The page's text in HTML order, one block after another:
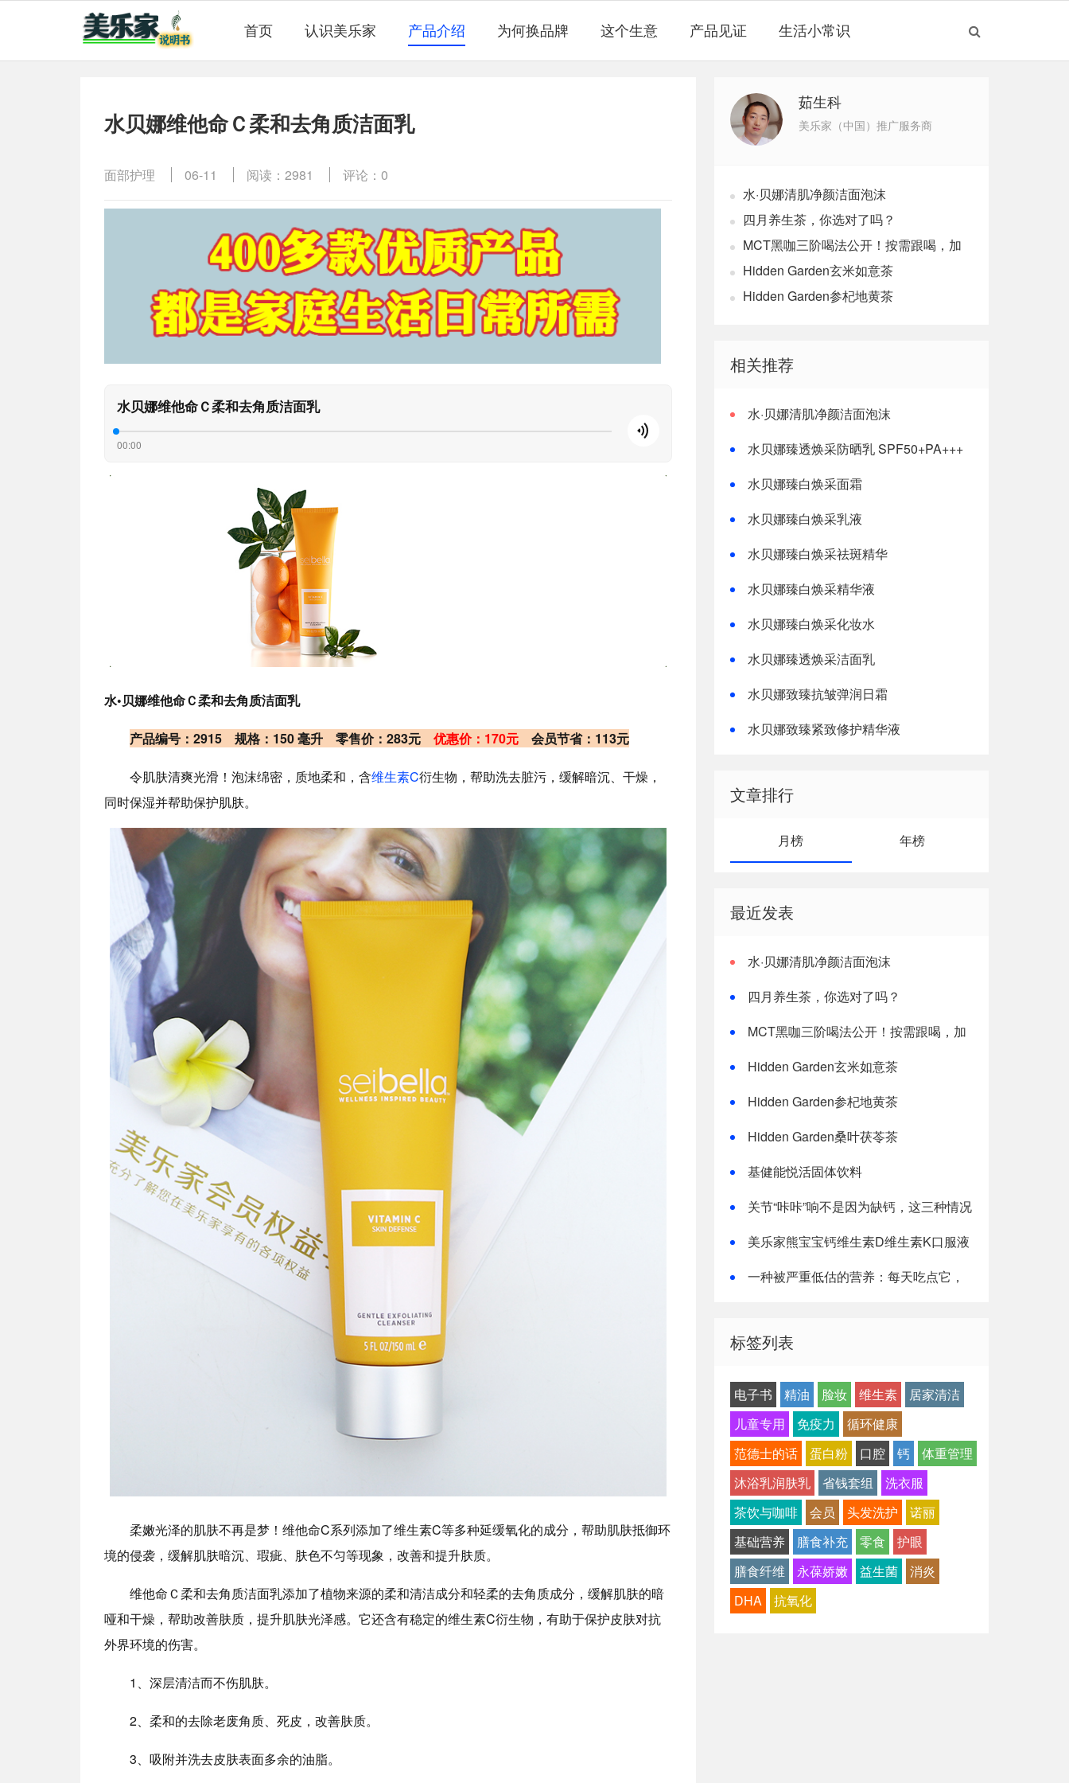
首页 认识美乐家 产品介绍 为何换品牌 这个生意 产品见证 生活小常识
水贝娜维他命Ｃ柔和去角质洁面乳
面部护理 06-11 阅读：2981 评论：0
水贝娜维他命Ｃ柔和去角质洁面乳
00:00
水•贝娜维他命Ｃ柔和去角质洁面乳
产品编号：2915 规格：150 毫升 零售价：283元 优惠价：170元 会员节省：113元
令肌肤清爽光滑！泡沫绵密，质地柔和，含维生素C衍生物，帮助洗去脏污，缓解暗沉、干燥，
同时保湿并帮助保护肌肤。
柔嫩光泽的肌肤不再是梦！维他命C系列添加了维生素C等多种延缓氧化的成分，帮助肌肤抵御环
境的侵袭，缓解肌肤暗沉、瑕疵、肤色不匀等现象，改善和提升肤质。
维他命Ｃ柔和去角质洁面乳添加了植物来源的柔和清洁成分和轻柔的去角质成分，缓解肌肤的暗
哑和干燥，帮助改善肤质，提升肌肤光泽感。它还含有稳定的维生素C衍生物，有助于保护皮肤对抗
外界环境的伤害。
1、深层清洁而不伤肌肤。
2、柔和的去除老废角质、死皮，改善肤质。
3、吸附并洗去皮肤表面多余的油脂。
茹生科
美乐家（中国）推广服务商
水·贝娜清肌净颜洁面泡沫
四月养生茶，你选对了吗？
MCT黑咖三阶喝法公开！按需跟喝，加
速燃体
Hidden Garden玄米如意茶
Hidden Garden参杞地黄茶
相关推荐
水·贝娜清肌净颜洁面泡沫
水贝娜臻透焕采防晒乳 SPF50+PA+++
水贝娜臻白焕采面霜
水贝娜臻白焕采乳液
水贝娜臻白焕采祛斑精华
水贝娜臻白焕采精华液
水贝娜臻白焕采化妆水
水贝娜臻透焕采洁面乳
水贝娜致臻抗皱弹润日霜
水贝娜致臻紧致修护精华液
文章排行
月榜 年榜
最近发表
水·贝娜清肌净颜洁面泡沫
四月养生茶，你选对了吗？
MCT黑咖三阶喝法公开！按需跟喝，加
Hidden Garden玄米如意茶
Hidden Garden参杞地黄茶
Hidden Garden桑叶茯苓茶
基健能悦活固体饮料
关节“咔咔”响不是因为缺钙，这三种情况
美乐家熊宝宝钙维生素D维生素K口服液
一种被严重低估的营养：每天吃点它，
标签列表
电子书 精油 脸妆 维生素
居家清洁
儿童专用
免疫力
循环健康
范德士的话
蛋白粉 口腔 钙
体重管理
沐浴乳润肤乳
省钱套组
洗衣服
茶饮与咖啡
会员 头发洗护
诺丽
基础营养
膳食补充 零食
护眼
膳食纤维
永葆娇嫩 益生菌
消炎
DHA
抗氧化